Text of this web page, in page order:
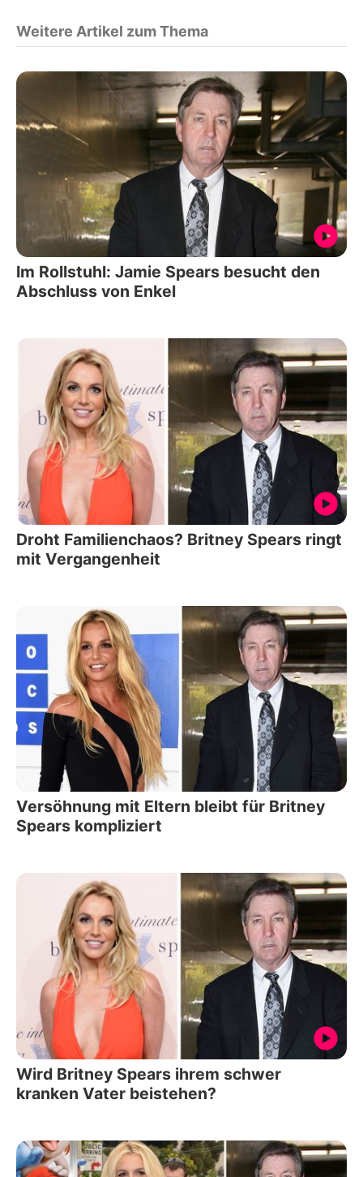
Weitere Artikel zum Thema
Im Rollstuhl: Jamie Spears besucht den
Abschluss von Enkel
Droht Familienchaos? Britney Spears ringt
mit Vergangenheit
Versöhnung mit Eltern bleibt für Britney
Spears kompliziert
Wird Britney Spears ihrem schwer
kranken Vater beistehen?